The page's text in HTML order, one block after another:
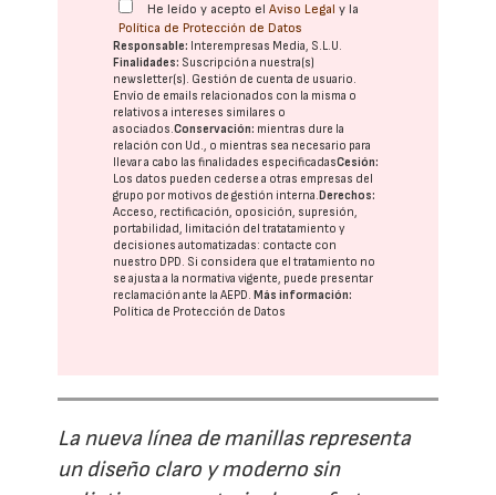
He leído y acepto elAviso Legal y la
Política de Protección de Datos
Responsable: Interempresas Media, S.L.U.
Finalidades: Suscripción a nuestra(s)
newsletter(s). Gestión de cuenta de usuario.
Envío de emails relacionados con la misma o
relativos a intereses similares o
asociados.Conservación: mientras dure la
relación con Ud., o mientras sea necesario para
llevar a cabo las finalidades especificadasCesión:
Los datos pueden cederse a otras empresas del
grupo por motivos de gestión interna. Derechos:
Acceso, rectificación, oposición, supresión,
portabilidad, limitación del tratatamiento y
decisiones automatizadas: contacte con
nuestro DPD. Si considera que el tratamiento no
se ajusta a la normativa vigente, puede presentar
reclamación ante laAEPD. Más información:
Política de Protección de Datos
La nueva línea de manillas representa
un diseño claro y moderno sin